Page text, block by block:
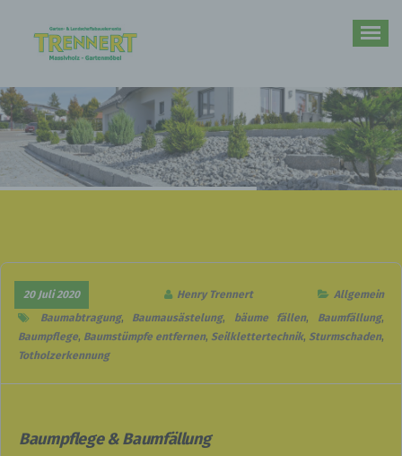
springen
20 Juli 2020 Henry Trennert
Allgemein
Baumabtragung, Baumausästelung, bäume fällen, Baumfällung,
Baumpflege, Baumstümpfe entfernen, Seilklettertechnik, Sturmschaden,
Totholzerkennung
Baumpflege & Baumfällung